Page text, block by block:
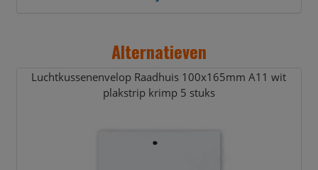
Alternatieven
Luchtkussenenvelop Raadhuis 100x165mm A11 wit
plakstrip krimp 5 stuks